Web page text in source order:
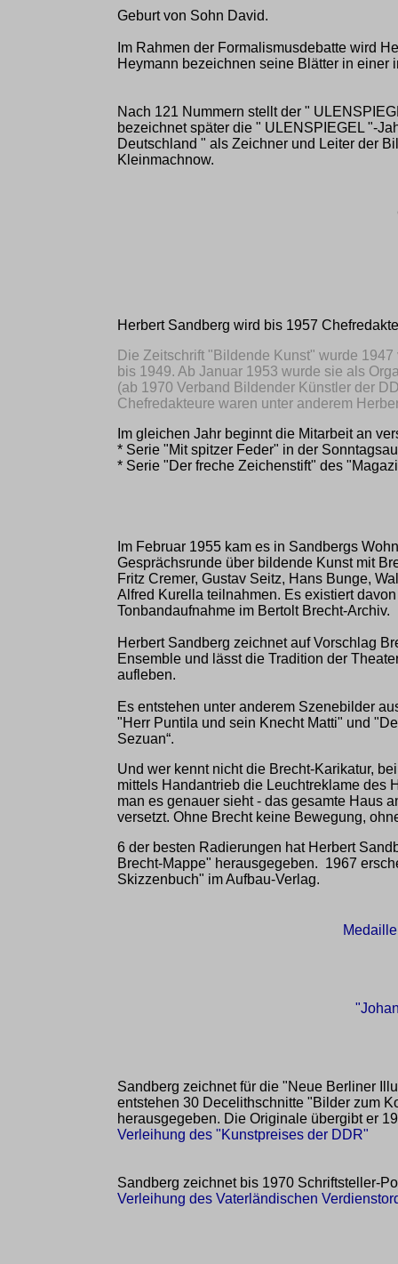
Geburt von Sohn David.
Im Rahmen der Formalismusdebatte wird
Heymann bezeichnen seine Blätter in
Nach 121 Nummern stellt der "
bezeichnet später die " ULENSPIEGEL "-
Deutschland " als Zeichner und Leiter der
Kleinmachnow.
Herbert Sandberg wird bis 1957
Die Zeitschrift "Bildende Kunst" wurde
bis 1949. Ab Januar 1953 wurde sie als
(ab 1970 Verband Bildender Künstler der
Chefredakteure waren unter anderem
Im gleichen Jahr beginnt die Mitarbeit an
* Serie "Mit spitzer Feder" in der
* Serie "Der freche Zeichenstift" des
Im Februar 1955 kam es in Sandbergs
Gesprächsrunde über bildende Kunst mit
Fritz Cremer, Gustav Seitz, Hans Bunge,
Alfred Kurella teilnahmen. Es existiert
Tonbandaufnahme im Bertolt Brecht-Archiv.
Herbert Sandberg zeichnet auf Vorschlag
Ensemble und lässt die Tradition der
aufleben.
Es entstehen unter anderem Szenebilder
"Herr Puntila und sein Knecht Matti" und
Sezuan“.
Und wer kennt nicht die Brecht-Karikatur,
mittels Handantrieb die Leuchtreklame des
man es genauer sieht - das gesamte Haus
versetzt. Ohne Brecht keine Bewegung,
6 der besten Radierungen hat Herbert
Brecht-Mappe" herausgegeben. 1967
Skizzenbuch" im Aufbau-Verlag.
Sandberg zeichnet für die "Neue Berliner
entstehen 30 Decelithschnitte "Bilder zum
herausgegeben. Die Originale übergibt er
Verleihung des "Kunstpreises der DDR"
Sandberg zeichnet bis 1970 Schriftsteller-
Verleihung des Vaterländischen